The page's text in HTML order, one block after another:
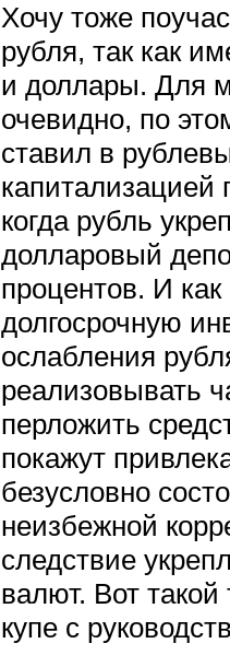
Хочу тоже
рубля, так как
и доллары. Для
очевидно, по
ставил в
капитализацией
когда рубль
долларовый
процентов. И
долгосрочную
ослабления
реализовывать
перложить
покажут
безусловно
неизбежной
следствие
валют. Вот
купе с